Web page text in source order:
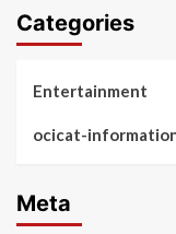
Categories
Entertainment
ocicat-
Meta